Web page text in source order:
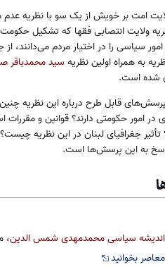
امت بر خویش از یک سو با نظریه
ولایت انتصابی فقها که تشکیل حکومت
امور سیاسی را در اختیار مردم می‌دانند، از
به همراه اولین نظریه سید محمدباقر
شده است.
قابل طرح درباره این نظریه
در امور حکومتی دارند؟ قوانین و
جغرافیای لبنان در این نظریه
به این پرسش‌ها است.
اندیشه سیاسی محمدمهدی شمس الدین،
معاصر بخوانید